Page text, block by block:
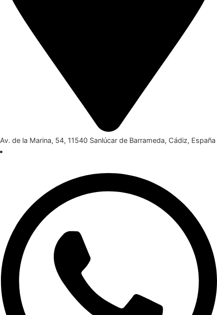
Av. de la Marina, 54, 11540 Sanlúcar de Barrameda, Cádiz, España